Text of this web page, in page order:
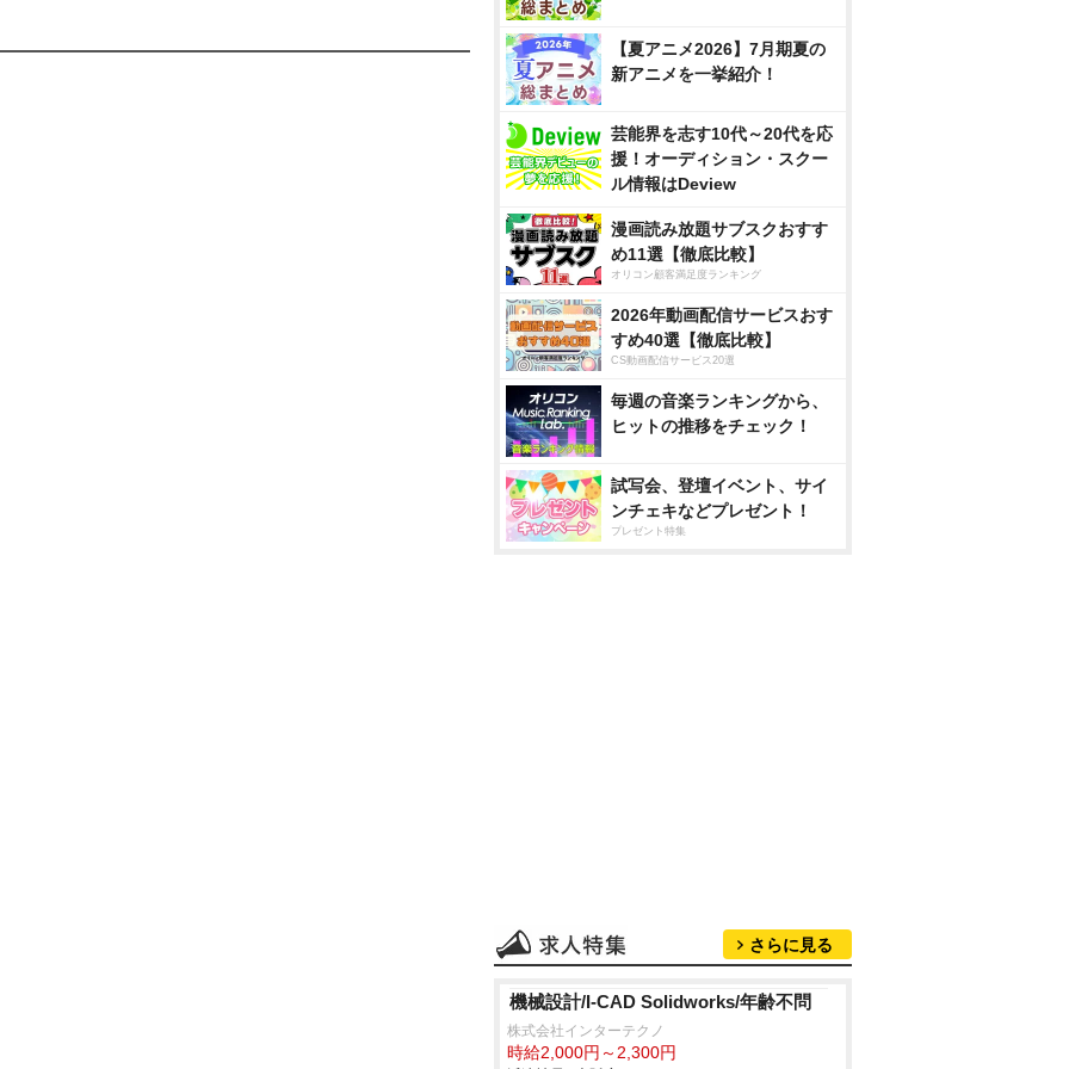
【夏アニメ2026】7月期夏の
新アニメを一挙紹介！
芸能界を志す10代～20代を応
援！オーディション・スクー
ル情報はDeview
漫画読み放題サブスクおすす
め11選【徹底比較】
オリコン顧客満足度ランキング
2026年動画配信サービスおす
すめ40選【徹底比較】
CS動画配信サービス20選
毎週の音楽ランキングから、
ヒットの推移をチェック！
試写会、登壇イベント、サイ
ンチェキなどプレゼント！
プレゼント特集
さらに見る
機械設計/I-CAD Solidworks/年齢不問
株式会社インターテクノ
時給2,000円～2,300円